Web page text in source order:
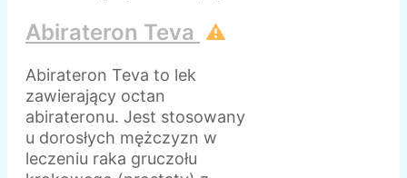
Abirateron Teva ⚠️
Abirateron Teva to lek
zawierający octan
abirateronu. Jest stosowany
u dorosłych mężczyzn w
leczeniu raka gruczołu